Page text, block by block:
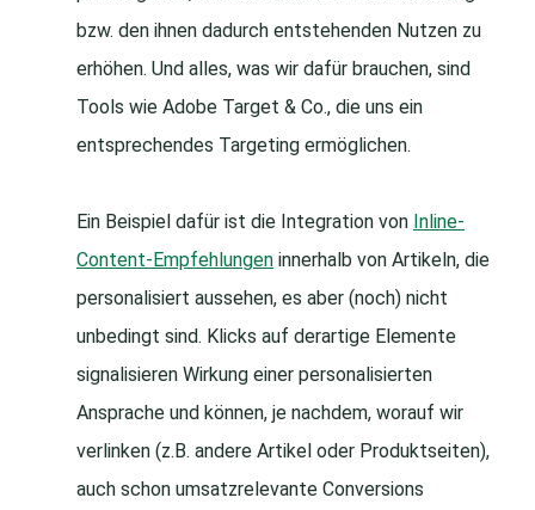
bzw. den ihnen dadurch entstehenden Nutzen zu
erhöhen. Und alles, was wir dafür brauchen, sind
Tools wie Adobe Target & Co., die uns ein
entsprechendes Targeting ermöglichen.
Ein Beispiel dafür ist die Integration von Inline-
Content-Empfehlungen innerhalb von Artikeln, die
personalisiert aussehen, es aber (noch) nicht
unbedingt sind. Klicks auf derartige Elemente
signalisieren Wirkung einer personalisierten
Ansprache und können, je nachdem, worauf wir
verlinken (z.B. andere Artikel oder Produktseiten),
auch schon umsatzrelevante Conversions